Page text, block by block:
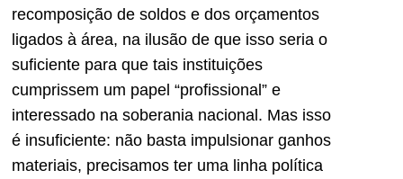
recomposição de soldos e dos orçamentos
ligados à área, na ilusão de que isso seria o
suficiente para que tais instituições
cumprissem um papel “profissional” e
interessado na soberania nacional. Mas isso
é insuficiente: não basta impulsionar ganhos
materiais, precisamos ter uma linha política